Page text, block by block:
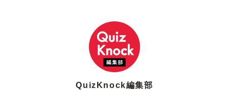
QuizKnock編集部